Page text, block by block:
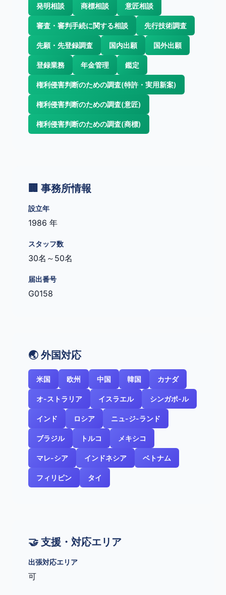
発明相談 商標相談 意匠相談
審査・審判手続に関する相談 先行技術調査
先願・先登録調査 国内出願 国外出願
登録業務 年金管理 鑑定
権利侵害判断のための調査(特許・実用新案)
権利侵害判断のための調査(意匠)
権利侵害判断のための調査(商標)
🏢 事務所情報
設立年
1986 年
スタッフ数
30名～50名
届出番号
G0158
🌏 外国対応
米国 欧州 中国 韓国 カナダ
オ-ストラリア イスラエル シンガポ-ル
インド ロシア ニュ-ジ-ランド
ブラジル トルコ メキシコ
マレ-シア インドネシア ベトナム
フィリピン タイ
🤝 支援・対応エリア
出張対応エリア
可